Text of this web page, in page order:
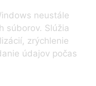
neustále
súborov. Slúžia
zrýchlenie
údajov počas